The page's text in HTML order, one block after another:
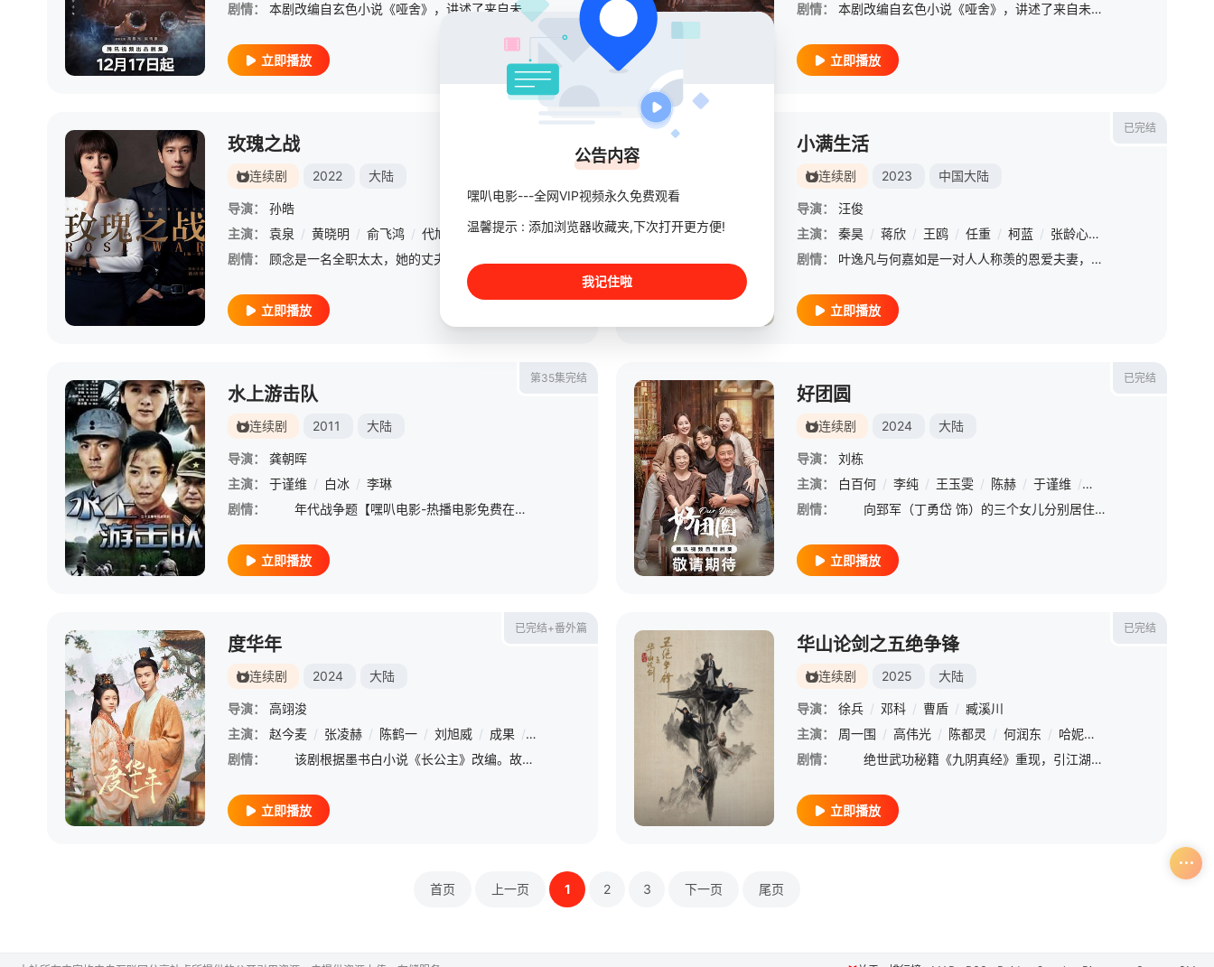
剧情：
立即播放
剧情：
本剧改编自玄色小说《哑舍》，讲述了来自未来的古董店老板毕之和活在现代的宠物医生苏北陆组成合作伙伴，一起踏上寻回古董的时光之旅。不同时期的风土人情、跌宕起伏的人生境遇，在二人的穿针引线间被娓娓道来。在这
立即播放
玫瑰之战
连续剧 2022 大陆
导演：
孙皓
主演：
袁泉 / 黄晓明 / 俞飞鸿 / 代旭 于谨维 / 王鹤润 / 芦芳生 / 王志飞 / 张艺上
王姬
剧情：
立即播放
已完结
小满生活
连续剧 2023 中国大陆
导演：
汪俊
主演：
秦昊 / 蒋欣 / 王鸥 / 任重 / 柯蓝 / 张龄心 /
剧情：
叶逸凡与何嘉如是一对人人称羡的恩爱夫妻，何嘉如意外怀上二胎，舍不得放弃宝宝的两个人，决意换一间价廉物美的新房，可换房的麻烦也接踵而至，就在两人签约新房之时，叶爸突发脑溢血住院，小夫妻毅然决然拿出房款拯
立即播放
第35集完结
水上游击队
连续剧 2011 大陆
导演：
龚朝晖
主演：
于谨维 / 白冰 / 李琳
剧情：
年代战争题【嘿叭电影-热播电影免费在线观看】 这个戏写的是白洋淀雁翎队的故事，大家知道的《小兵张嘎》说的就是那里的事儿，不过《水上游击队》的主人公是游击队的队长魏光明和副队长丁水妹，嘎子在里面晃
立即播放
已完结
好团圆
连续剧 2024 大陆
导演：
刘栋
主演：
白百何 / 李纯 / 王玉雯 / 陈赫 / 于谨维 / 章涛
剧情：
向郅军（丁勇岱 饰）的三个女儿分别居住在上海、昆山、苏州。向前（白百何 饰）三十五岁，在事业上已有较好发展。向中（李纯 饰）三十一岁，正在积极打拼奋斗；向南（王玉雯 饰）二十六岁，性格纯真烂漫。向
立即播放
已完结+番外篇
度华年
连续剧 2024 大陆
导演：
高翊浚
主演：
赵今麦 / 张凌赫 / 陈鹤一 / 刘旭威 / 成果 / 易大千 于谨维 / 赵柯 / 孙芮 魏子昕 / 董可飞 / 王博文 / 贾景晖 / 宗峰岩 / 魏巍 / 田雷
剧情：
该剧根据墨书白小说《长公主》改编。故事中，大夏朝的长公主李蓉（赵今麦 饰）与当朝首辅裴文宣（张凌赫 饰）梦回华年，由仇人变闺蜜，闺蜜变成有情人。他们彼此信赖，彼此成全，终于破镜重圆，一起搞事业，一
立即播放
已完结
华山论剑之五绝争锋
连续剧 2025 大陆
导演： 徐兵 / 邓科 / 曹盾 / 臧溪川
主演：
周一围 / 高伟光 / 陈都灵 / 何润东 / 哈妮克孜
剧情：
绝世武功秘籍《九阴真经》重现，引江湖厮杀，少女葭兰意外成为寻经“活地图”，遭各路人马穷追不舍，更结识黄药师、欧阳锋、段智兴与洪七等当世高手。众人约
立即播放
首页 上一页 1 2 3 下一页 尾页
公告内容
嘿叭电影---全网VIP视频永久免费观看
温馨提示 : 添加浏览器收藏夹,下次打开更方便!
我记住啦